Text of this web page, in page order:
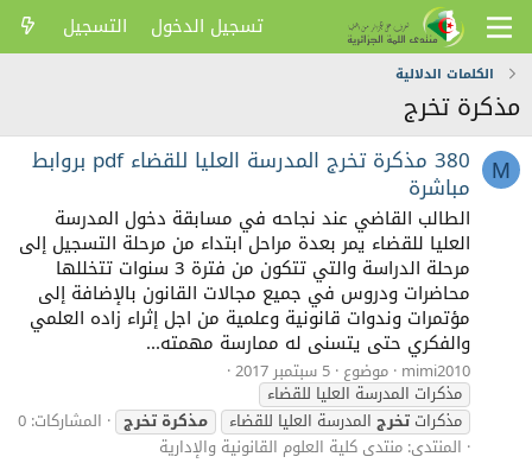
تسجيل الدخول التسجيل
الكلمات الدلالية
مذكرة تخرج
M 380 مذكرة تخرج المدرسة العليا للقضاء pdf بروابط
مباشرة
الطالب القاضي عند نجاحه في مسابقة دخول المدرسة
العليا للقضاء يمر بعدة مراحل ابتداء من مرحلة التسجيل إلى
مرحلة الدراسة والتي تتكون من فترة 3 سنوات تتخللها
محاضرات ودروس في جميع مجالات القانون بالإضافة إلى
مؤتمرات وندوات قانونية وعلمية من اجل إثراء زاده العلمي
والفكري حتى يتسنى له ممارسة مهمته...
mimi2010 موضوع 5 سبتمبر 2017
مذكرات المدرسة العليا للقضاء
مذكراتتخرجالمدرسة العليا للقضاء مذكرةتخرج
المشاركات: 0
المنتدى: منتدى كلية العلوم القانونية والإدارية